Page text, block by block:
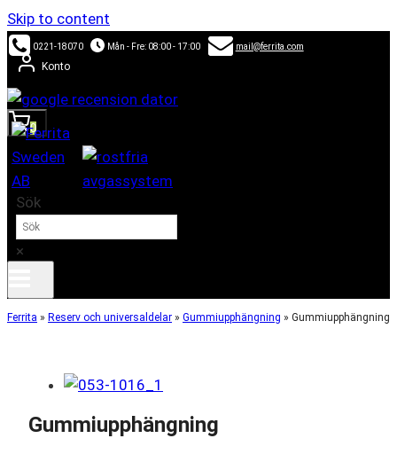
Skip to content
0221-18070 Mån - Fre: 08:00 - 17:00 mail@ferrita.com
Konto
0
Sök
×
Ferrita » Reserv och universaldelar » Gummiupphängning » Gummiupphängning
Gummiupphängning